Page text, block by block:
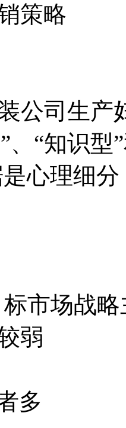
分
创
公司生产
、“知识
是心理细
方
阶
标市场战
实力
竞争